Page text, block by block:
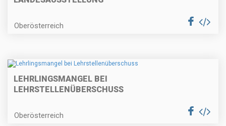
Oberösterreich
LEHRLINGSMANGEL BEI
LEHRSTELLENÜBERSCHUSS
Oberösterreich